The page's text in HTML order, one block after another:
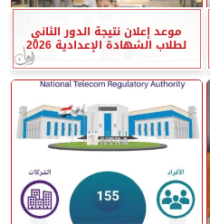
موعد إعلان نتيجة الدور الثاني
لطلاب الشهادة الإعدادية 2026